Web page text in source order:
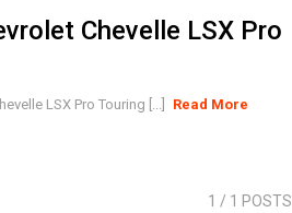
Chevelle LSX Pro
LSX Pro Touring [...] Read More
1 / 1 POSTS